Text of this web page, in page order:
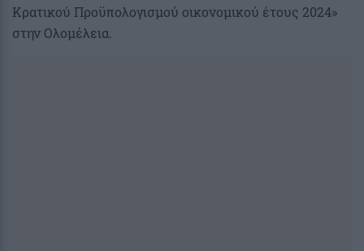
Κρατικού Προϋπολογισμού οικονομικού έτους 2024»
στην Ολομέλεια.